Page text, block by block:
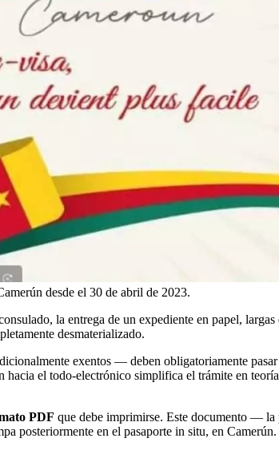
desde el 30 de abril de 2023.
la entrega de un expediente en papel,
desmaterializado.
exentos — deben obligatoriamente
el todo-electrónico simplifica el trámite en
PDF que debe imprimirse. Este documento — la
posteriormente en el pasaporte in situ, en Camerún.